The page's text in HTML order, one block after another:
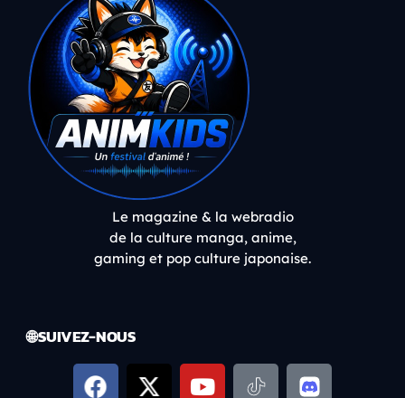
Le magazine & la webradio
de la culture manga, anime,
gaming et pop culture japonaise.
🌐 SUIVEZ-NOUS